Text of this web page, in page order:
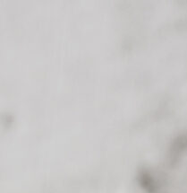
関西で開催。